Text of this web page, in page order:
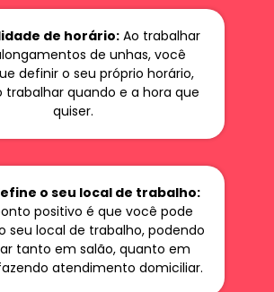
de horário:Ao trabalhar
de unhas, você
definir o seu próprio horário,
trabalhar quando e a hora que
quiser.
o seu local de trabalho:
positivo é que você pode
seu local de trabalho, podendo
tanto em salão, quanto em
atendimento domiciliar.